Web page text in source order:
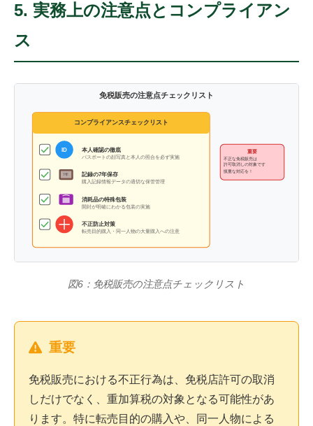
5. 実務上の注意点とコンプライアン
ス
免税販売の注意点チェックリスト
コンプライアンスチェックリスト
ID 本人確認の徹底
パスポートの顔写真と本人の照合を必ず実施
7年 記録の7年保存
購入記録情報データの適切な保管管理
消耗品の特殊包装
開封が明確にわかる包装の実施
不正防止対策
転売目的購入・同一人物の大量購入への注意
重要
不正な免税販売は
許可取消しの対象です
慎重な対応を！
図6：免税販売の注意点チェックリスト
重要
免税販売における不正行為は、免税店許可の取消
しだけでなく、重加算税の対象となる可能性があ
ります。特に転売目的の購入や、同一人物による